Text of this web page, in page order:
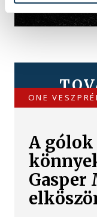
ONE
A
Gasper